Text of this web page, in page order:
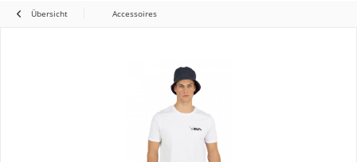
Übersicht Accessoires